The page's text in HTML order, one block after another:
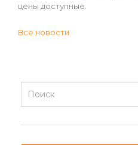
цены доступные.
Все новости